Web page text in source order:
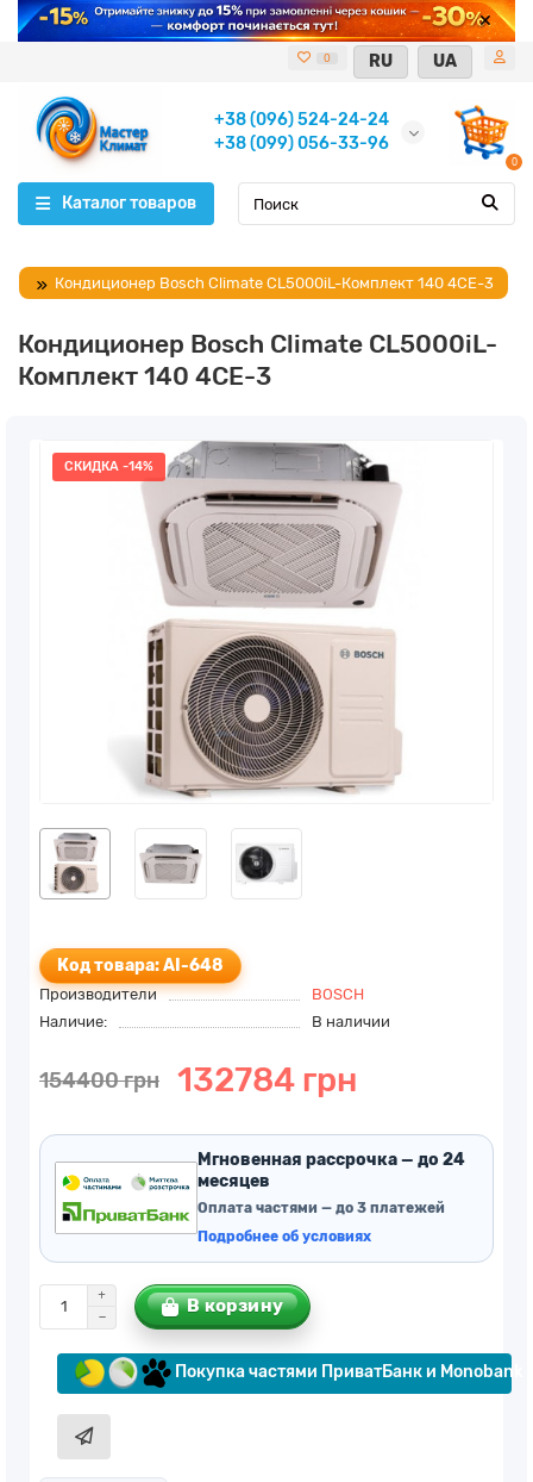
0 RU UA
+38 (096) 524-24-24
+38 (099) 056-33-96
0
Каталог товаров
Кондиционер Bosch Climate CL5000iL-Комплект 140 4CE-3
Кондиционер Bosch Climate CL5000iL-
Комплект 140 4CE-3
СКИДКА -14%
Код товара: AI-648
Производители
BOSCH
Наличие:
В наличии
154400 грн 132784 грн
Мгновенная рассрочка — до 24
месяцев
Оплата частями — до 3 платежей
Подробнее об условиях
В корзину
Покупка частями ПриватБанк и Monobank